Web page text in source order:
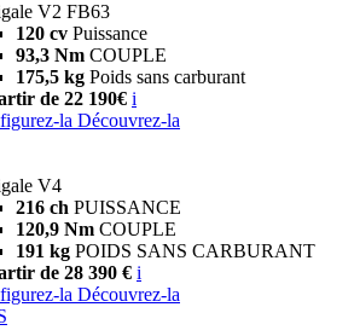
V2 FB63
120 cv Puissance
93,3 Nm COUPLE
175,5 kg Poids sans carburant
de 22 190€ i
la Découvrez-la
V4
216 ch PUISSANCE
120,9 Nm COUPLE
191 kg POIDS SANS CARBURANT
de 28 390 € i
la Découvrez-la